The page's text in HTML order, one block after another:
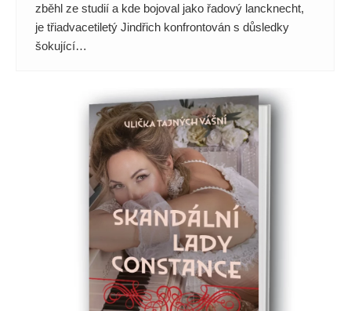
zběhl ze studií a kde bojoval jako řadový lancknecht,
je třiadvacetiletý Jindřich konfrontován s důsledky
šokující…